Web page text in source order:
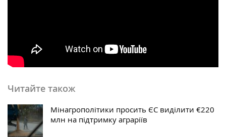
Читайте також
Мінагрополітики просить ЄС виділити €220
млн на підтримку аграріїв